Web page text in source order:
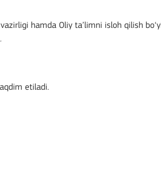
hamda Oliy ta’limni isloh qilish
etiladi.